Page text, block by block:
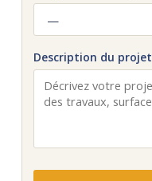
Description du projet